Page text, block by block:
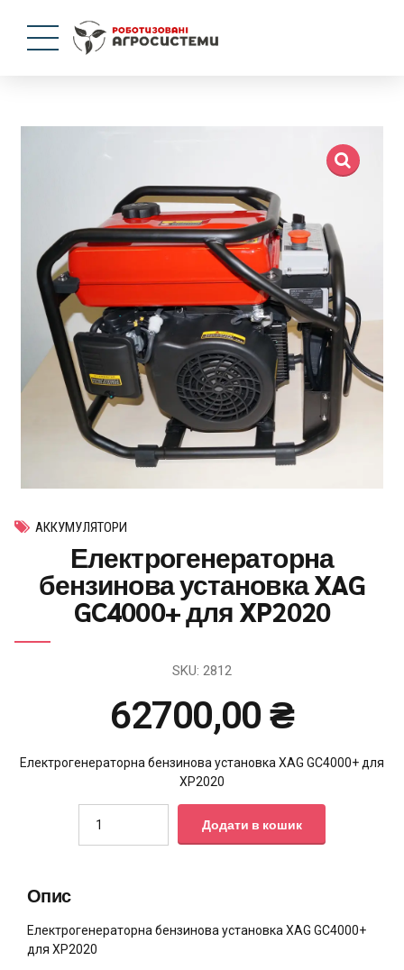
АККУМУЛЯТОРИ
Електрогенераторна
бензинова установка XAG
GC4000+ для XP2020
SKU: 2812
62700,00 ₴
Електрогенераторна бензинова установка XAG GC4000+ для
XP2020
Додати в кошик
Опис
Електрогенераторна бензинова установка XAG GC4000+
для XP2020